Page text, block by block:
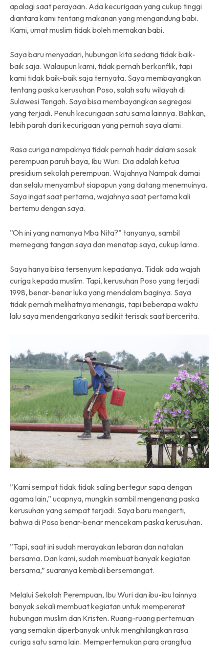
apalagi saat perayaan. Ada kecurigaan yang cukup tinggi
diantara kami tentang makanan yang mengandung babi.
Kami, umat muslim tidak boleh memakan babi.
Saya baru menyadari, hubungan kita sedang tidak baik-
baik saja. Walaupun kami, tidak pernah berkonflik, tapi
kami tidak baik-baik saja ternyata. Saya membayangkan
tentang paska kerusuhan Poso, salah satu wilayah di
Sulawesi Tengah. Saya bisa membayangkan segregasi
yang terjadi. Penuh kecurigaan satu sama lainnya. Bahkan,
lebih parah dari kecurigaan yang pernah saya alami.
Rasa curiga nampaknya tidak pernah hadir dalam sosok
perempuan paruh baya, Ibu Wuri. Dia adalah ketua
presidium sekolah perempuan. Wajahnya Nampak damai
dan selalu menyambut siapapun yang datang menemuinya.
Saya ingat saat pertama, wajahnya saat pertama kali
bertemu dengan saya.
”Oh ini yang namanya Mba Nita?” tanyanya, sambil
memegang tangan saya dan menatap saya, cukup lama.
Saya hanya bisa tersenyum kepadanya. Tidak ada wajah
curiga kepada muslim. Tapi, kerusuhan Poso yang terjadi
1998, benar-benar luka yang mendalam baginya. Saya
tidak pernah melihatnya menangis, tapi beberapa waktu
lalu saya mendengarkanya sedikit terisak saat bercerita.
”Kami sempat tidak tidak saling bertegur sapa dengan
agama lain,” ucapnya, mungkin sambil mengenang paska
kerusuhan yang sempat terjadi. Saya baru mengerti,
bahwa di Poso benar-benar mencekam paska kerusuhan.
”Tapi, saat ini sudah merayakan lebaran dan natalan
bersama. Dan kami, sudah membuat banyak kegiatan
bersama,” suaranya kembali bersemangat.
Melalui Sekolah Perempuan, Ibu Wuri dan ibu-ibu lainnya
banyak sekali membuat kegiatan untuk mempererat
hubungan muslim dan Kristen. Ruang-ruang pertemuan
yang semakin diperbanyak untuk menghilangkan rasa
curiga satu sama lain. Mempertemukan para orangtua